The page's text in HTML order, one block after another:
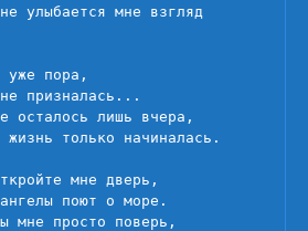
улыбается мне взгляд
уже пора,
призналась...
осталось лишь вчера,
только начиналась.
мне дверь,
поют о море.
просто поверь,